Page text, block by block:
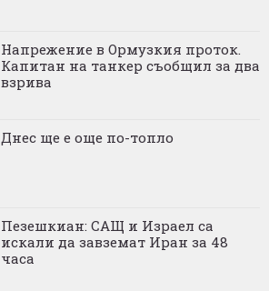
Напрежение в Ормузкия проток.
Капитан на танкер съобщил за два
взрива
Днес ще е още по-топло
Пезешкиан: САЩ и Израел са
искали да завземат Иран за 48
часа